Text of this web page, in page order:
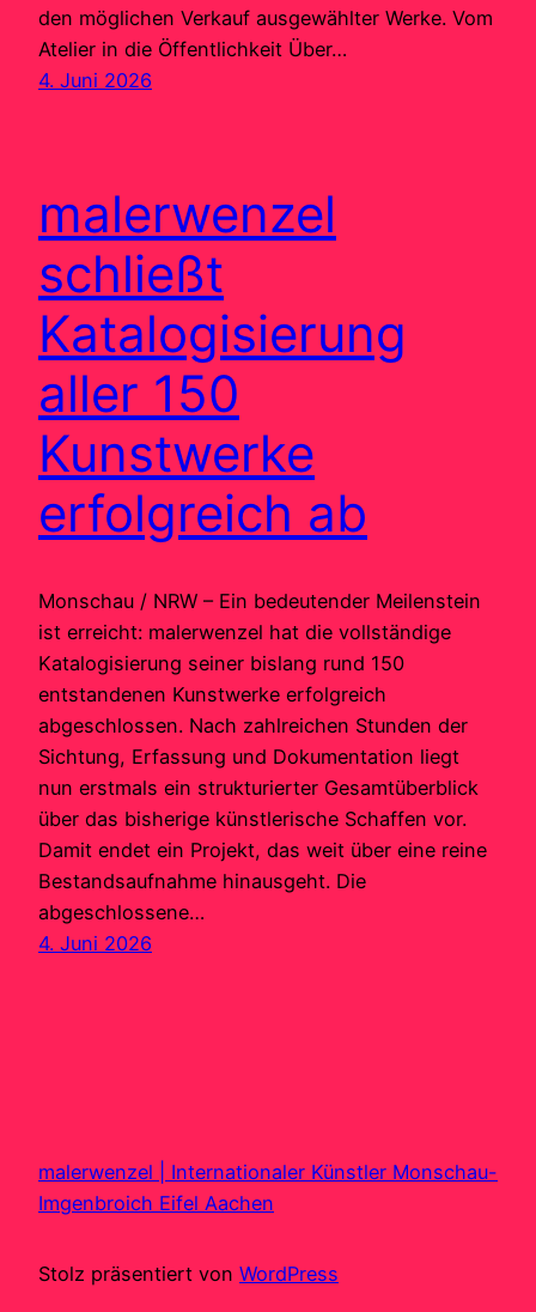
den möglichen Verkauf ausgewählter Werke. Vom
Atelier in die Öffentlichkeit Über…
4. Juni 2026
malerwenzel
schließt
Katalogisierung
aller 150
Kunstwerke
erfolgreich ab
Monschau / NRW – Ein bedeutender Meilenstein
ist erreicht: malerwenzel hat die vollständige
Katalogisierung seiner bislang rund 150
entstandenen Kunstwerke erfolgreich
abgeschlossen. Nach zahlreichen Stunden der
Sichtung, Erfassung und Dokumentation liegt
nun erstmals ein strukturierter Gesamtüberblick
über das bisherige künstlerische Schaffen vor.
Damit endet ein Projekt, das weit über eine reine
Bestandsaufnahme hinausgeht. Die
abgeschlossene…
4. Juni 2026
malerwenzel | Internationaler Künstler Monschau-
Imgenbroich Eifel Aachen
Stolz präsentiert von WordPress